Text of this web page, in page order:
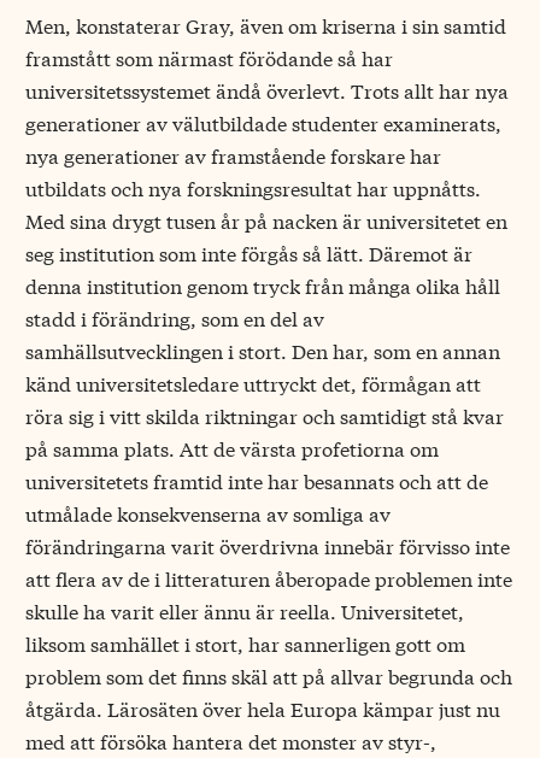
Men, konstaterar Gray, även om kriserna i sin samtid
framstått som närmast förödande så har
universitetssystemet ändå överlevt. Trots allt har nya
generationer av välutbildade studenter examinerats,
nya generationer av framstående forskare har
utbildats och nya forskningsresultat har uppnåtts.
Med sina drygt tusen år på nacken är universitetet en
seg institution som inte förgås så lätt. Däremot är
denna institution genom tryck från många olika håll
stadd i förändring, som en del av
samhällsutvecklingen i stort. Den har, som en annan
känd universitetsledare uttryckt det, förmågan att
röra sig i vitt skilda riktningar och samtidigt stå kvar
på samma plats. Att de värsta profetiorna om
universitetets framtid inte har besannats och att de
utmålade konsekvenserna av somliga av
förändringarna varit överdrivna innebär förvisso inte
att flera av de i litteraturen åberopade problemen inte
skulle ha varit eller ännu är reella. Universitetet,
liksom samhället i stort, har sannerligen gott om
problem som det finns skäl att på allvar begrunda och
åtgärda. Lärosäten över hela Europa kämpar just nu
med att försöka hantera det monster av styr-,